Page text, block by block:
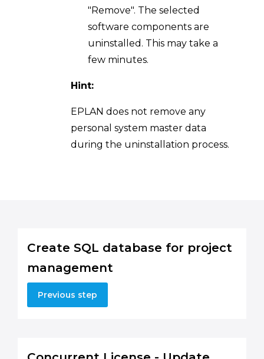
"Remove". The selected
software components are
uninstalled. This may take a
few minutes.
Hint:
EPLAN does not remove any
personal system master data
during the uninstallation process.
Create SQL database for project
management
Previous step